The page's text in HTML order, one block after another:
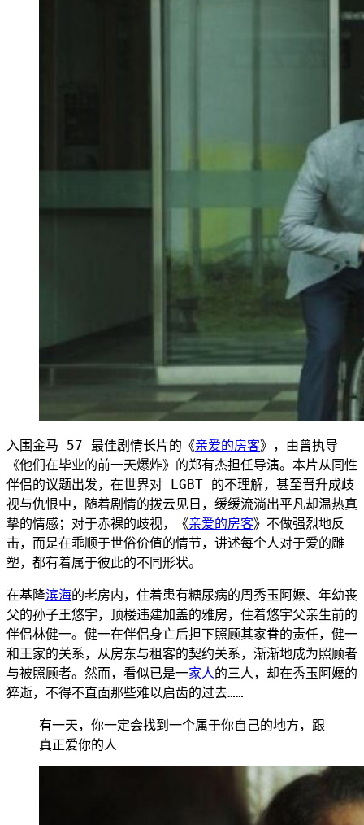
入围金马 57 最佳剧情长片的《亲爱的房客》，由曾执导
《他们在毕业的前一天爆炸》的郑有杰担任导演。本片从同性
伴侣的议题出发，在世界对 LGBT 的不理解，甚至晋升成歧
视与仇恨中，随着剧情的拨云见日，缓缓流淌出平凡却温热真
挚的情感；对于赤裸的歧视，《亲爱的房客》不做强烈地反
击， 而是在乖顺于世俗价值的情节，讲述每个人对于爱的雕
塑，都有着属于彼此的不同形状。
在基隆滨海的老房内，住着患有糖尿病的周秀玉阿嬷、年幼丧
父的孙子王悠宇，顶楼违建加盖的雅房，住着悠宇父亲生前的
伴侣林健一。健一在伴侣身亡后担下照顾其家眷的责任，健一
和王家的关系，从房东与租客的契约关系，渐渐地成为照顾者
与被照顾者。然而，看似已是一家人的三人，却在秀玉阿嬷的
猝逝，不得不直面那些难以启齿的过去……
有一天，你一定会找到一个属于你自己的地方，跟
真正爱你的人